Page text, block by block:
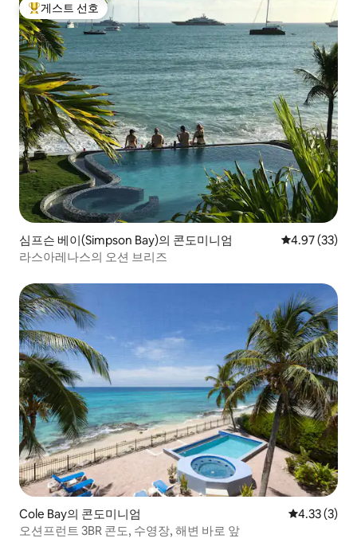
상위 게스트 선호
게스트 선호
심프슨 베이(Simpson Bay)의 콘도미니엄 평점 4.97점(5
4.97 (33)
라스아레나스의 오션 브리즈
Cole Bay의 콘도미니엄 평점 4.33점
4.33 (3)
오션프런트 3BR 콘도, 수영장, 해변 바로 앞